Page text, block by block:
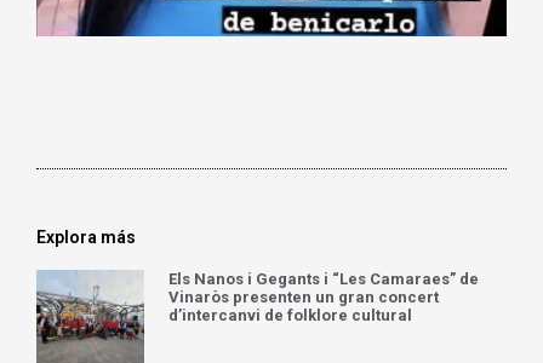
Explora más
Els Nanos i Gegants i “Les Camaraes” de
Vinaròs presenten un gran concert
d’intercanvi de folklore cultural